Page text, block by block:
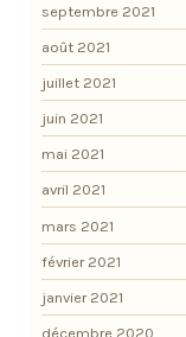
septembre 2021
août 2021
juillet 2021
juin 2021
mai 2021
avril 2021
mars 2021
février 2021
janvier 2021
décembre 2020